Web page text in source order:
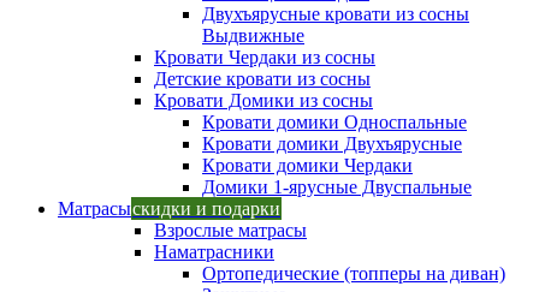
Двухъярусные кровати из сосны
Выдвижные
Кровати Чердаки из сосны
Детские кровати из сосны
Кровати Домики из сосны
Кровати домики Односпальные
Кровати домики Двухъярусные
Кровати домики Чердаки
Домики 1-ярусные Двуспальные
Матрасыскидки и подарки
Взрослые матрасы
Наматрасники
Ортопедические (топперы на диван)